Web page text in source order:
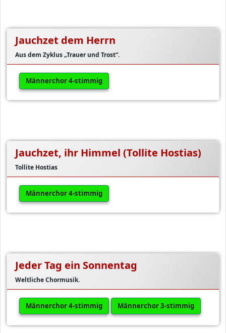
Jauchzet dem Herrn
Aus dem Zyklus „Trauer und Trost“.
Männerchor 4-stimmig
Jauchzet, ihr Himmel (Tollite Hostias)
Tollite Hostias
Männerchor 4-stimmig
Jeder Tag ein Sonnentag
Weltliche Chormusik.
Männerchor 4-stimmig Männerchor 3-stimmig